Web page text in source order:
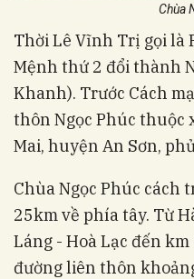
Chùa
Thời Lê Vĩnh Trị gọi là
Mệnh thứ 2 đổi thành
Khanh). Trước Cách
thôn Ngọc Phúc thuộc
Mai, huyện An Sơn,
Chùa Ngọc Phúc cách
25km về phía tây. Từ
Láng - Hoà Lạc đến
đường liên thôn